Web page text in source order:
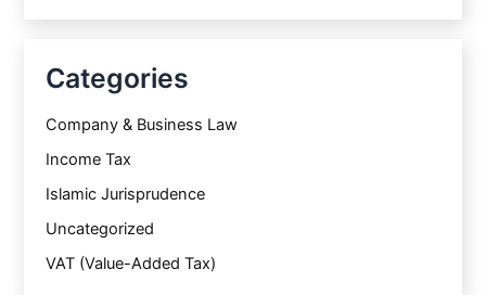
Categories
Company & Business Law
Income Tax
Islamic Jurisprudence
Uncategorized
VAT (Value-Added Tax)